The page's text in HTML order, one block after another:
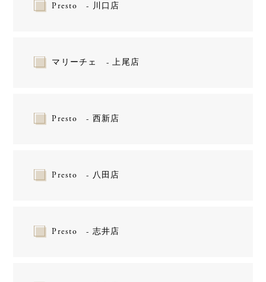
Presto - 川口店
マリーチェ - 上尾店
Presto - 西新店
Presto - 八田店
Presto - 志井店